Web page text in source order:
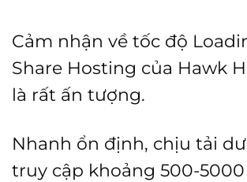
Cảm nhận về tốc độ
Share Hosting của Hawk
là rất ấn tượng.
Nhanh ổn định, chịu tải
truy cập khoảng 500-